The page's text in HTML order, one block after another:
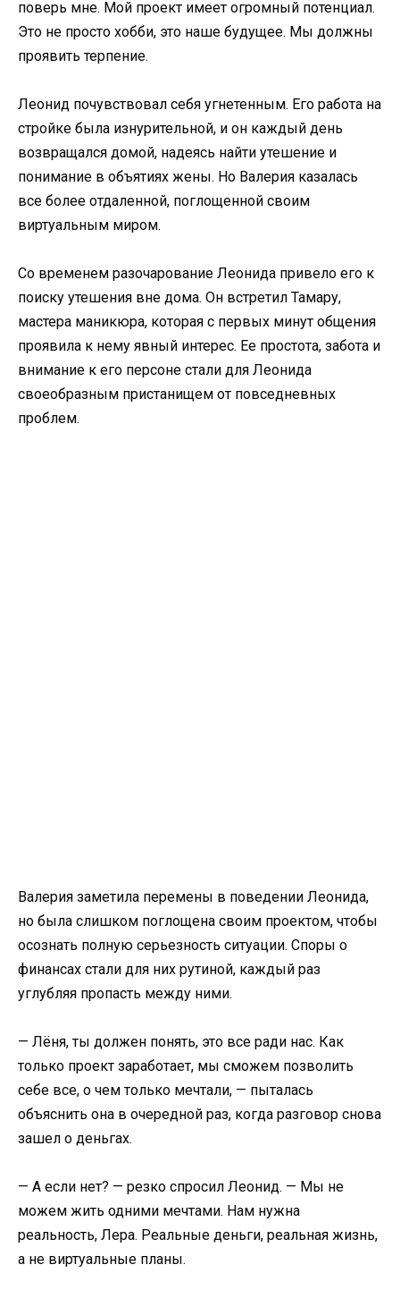
поверь мне. Мой проект имеет огромный потенциал.
Это не просто хобби, это наше будущее. Мы должны
проявить терпение.
Леонид почувствовал себя угнетенным. Его работа на
стройке была изнурительной, и он каждый день
возвращался домой, надеясь найти утешение и
понимание в объятиях жены. Но Валерия казалась
все более отдаленной, поглощенной своим
виртуальным миром.
Со временем разочарование Леонида привело его к
поиску утешения вне дома. Он встретил Тамару,
мастера маникюра, которая с первых минут общения
проявила к нему явный интерес. Ее простота, забота и
внимание к его персоне стали для Леонида
своеобразным пристанищем от повседневных
проблем.
Валерия заметила перемены в поведении Леонида,
но была слишком поглощена своим проектом, чтобы
осознать полную серьезность ситуации. Споры о
финансах стали для них рутиной, каждый раз
углубляя пропасть между ними.
— Лёня, ты должен понять, это все ради нас. Как
только проект заработает, мы сможем позволить
себе все, о чем только мечтали, — пыталась
объяснить она в очередной раз, когда разговор снова
зашел о деньгах.
— А если нет? — резко спросил Леонид. — Мы не
можем жить одними мечтами. Нам нужна
реальность, Лера. Реальные деньги, реальная жизнь,
а не виртуальные планы.